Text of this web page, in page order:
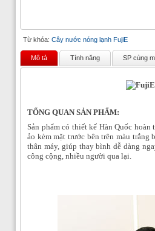
Từ khóa: Cây nước nóng lạnh FujiE
Mô tả Tính năng SP cùng
TỔNG QUAN SẢN PHẨM:
Sản phẩm có thiết kế Hàn Quốc
ảo kèm mặt trước bên trên màu
thân máy, giúp thay bình dễ dàng
công cộng, nhiều người qua lại.